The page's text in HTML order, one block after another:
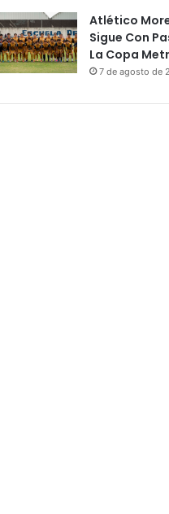
Atlético
Sigue Con
La Copa
7 de agosto de